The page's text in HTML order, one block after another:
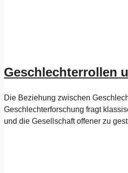
Geschlechterrollen
Die Beziehung zwischen
Geschlechterforschung fragt
und die Gesellschaft offener zu